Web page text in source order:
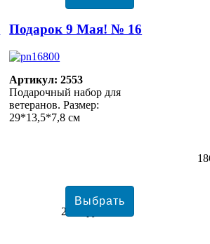
2813 руб
Подарок 9 Мая! № 16
Артикул: 2553
Подарочный набор для
ветеранов. Размер:
29*13,5*7,8 см